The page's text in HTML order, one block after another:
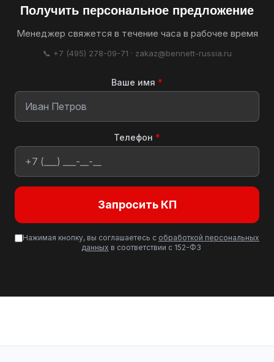
Получить персональное предложение
Менеджер свяжется в течение часа в рабочее время
📞 +7 (495) 278-09-71 · zakaz@bennett-russia.ru
Ваше имя *
Телефон *
Запросить КП
Нажимая кнопку, вы соглашаетесь с обработкой персональных
данных в соответствии с 152-ФЗ